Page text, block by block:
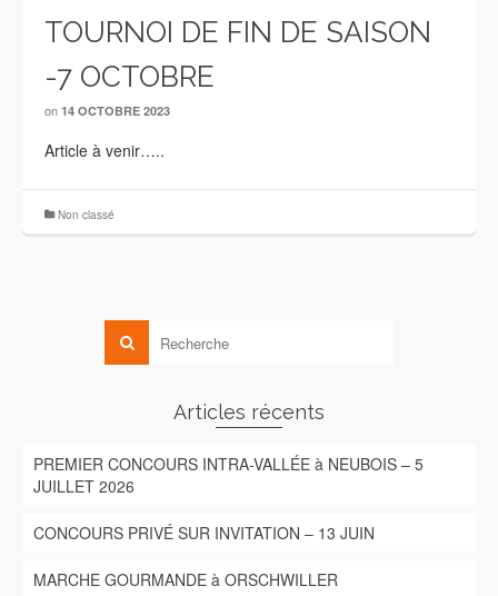
TOURNOI DE FIN DE SAISON
-7 OCTOBRE
on 14 OCTOBRE 2023
Article à venir…..
Non classé
Articles récents
PREMIER CONCOURS INTRA-VALLÉE à NEUBOIS – 5
JUILLET 2026
CONCOURS PRIVÉ SUR INVITATION – 13 JUIN
MARCHE GOURMANDE à ORSCHWILLER